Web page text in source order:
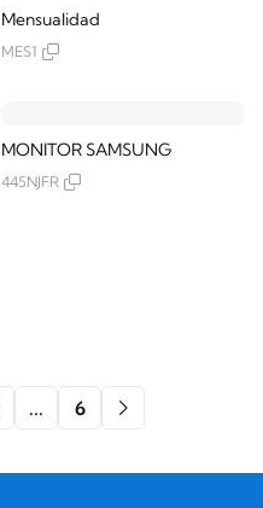
Mensualidad
MES1
MONITOR SAMSUNG
445NJFR
... 6